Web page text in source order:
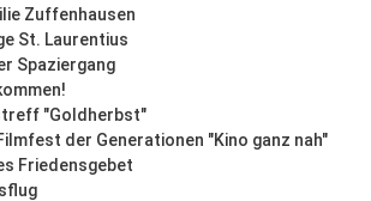
Zuffenhausen
St. Laurentius
Spaziergang
"Goldherbst"
der Generationen "Kino ganz nah"
Friedensgebet